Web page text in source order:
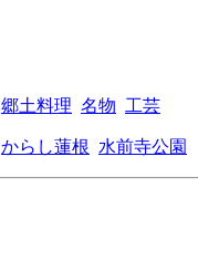
郷土料理 名物 工芸
からし蓮根 水前寺公園